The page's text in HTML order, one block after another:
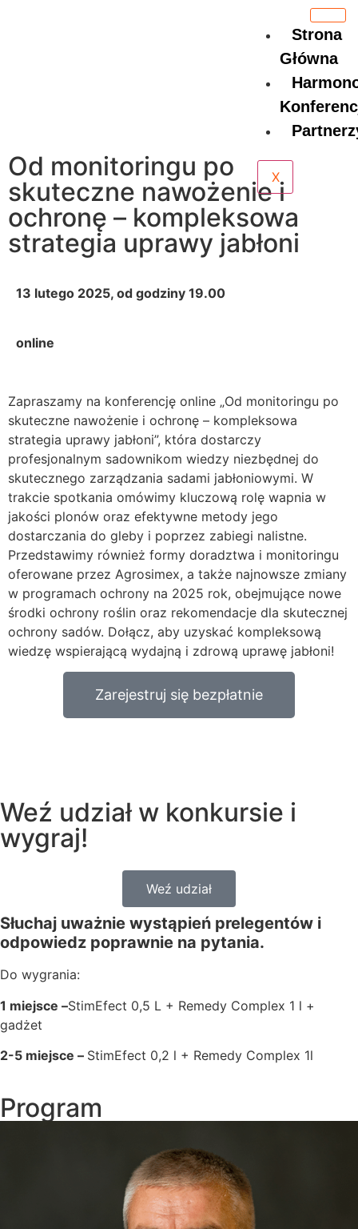
Strona
Główna
X
Od monitoringu po
skuteczne nawożenie i
ochronę – kompleksowa
strategia uprawy jabłoni
13 lutego 2025, od godziny 19.00
online
Zapraszamy na konferencję online „Od monitoringu po
skuteczne nawożenie i ochronę – kompleksowa
strategia uprawy jabłoni”, która dostarczy
profesjonalnym sadownikom wiedzy niezbędnej do
skutecznego zarządzania sadami jabłoniowymi. W
trakcie spotkania omówimy kluczową rolę wapnia w
jakości plonów oraz efektywne metody jego
dostarczania do gleby i poprzez zabiegi nalistne.
Przedstawimy również formy doradztwa i monitoringu
oferowane przez Agrosimex, a także najnowsze zmiany
w programach ochrony na 2025 rok, obejmujące nowe
środki ochrony roślin oraz rekomendacje dla skutecznej
ochrony sadów. Dołącz, aby uzyskać kompleksową
wiedzę wspierającą wydajną i zdrową uprawę jabłoni!
Zarejestruj się bezpłatnie
Weź udział w konkursie i
wygraj!
Weź udział
Słuchaj uważnie wystąpień prelegentów i
odpowiedz poprawnie na pytania.
Do wygrania:
1 miejsce –StimEfect 0,5 L + Remedy Complex 1 l +
gadżet
2-5 miejsce – StimEfect 0,2 l + Remedy Complex 1l
Program